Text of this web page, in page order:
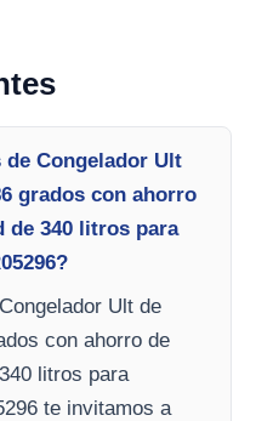
Congelador Ult
grados con ahorro
de 340 litros para
Ult de
con ahorro de
litros para
te invitamos a